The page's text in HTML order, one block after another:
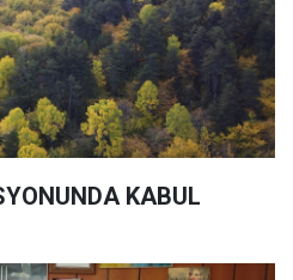
KABUL